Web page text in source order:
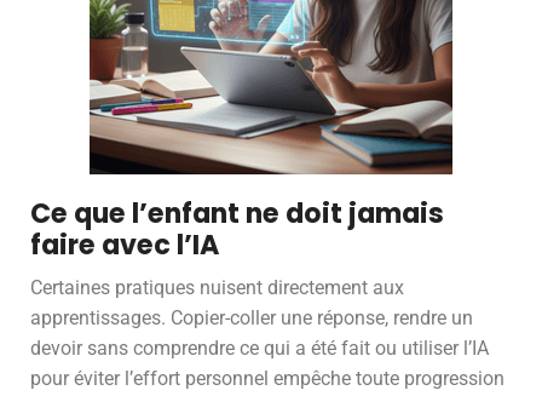
Ce que l’enfant ne doit jamais
faire avec l’IA
Certaines pratiques nuisent directement aux
apprentissages. Copier-coller une réponse, rendre un
devoir sans comprendre ce qui a été fait ou utiliser l’IA
pour éviter l’effort personnel empêche toute progression